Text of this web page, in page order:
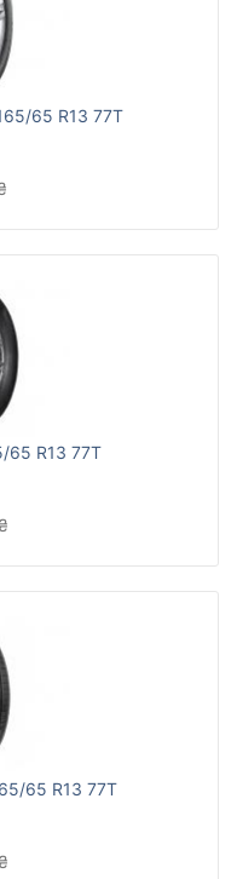
65 R13 77T
65 R13 77T
65 R13 77T